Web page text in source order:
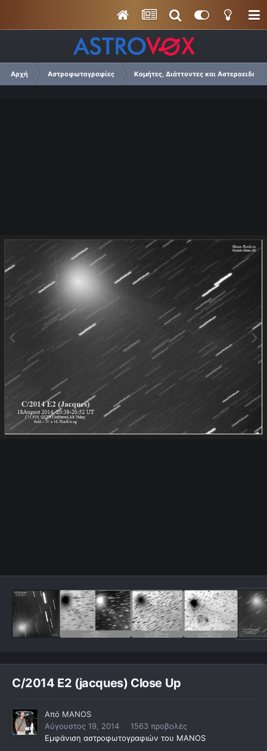
Αρχή Αστροφωτογραφίες Κομήτες, Διάττοντες και Αστεροειδείς
C/2014 E2 (jacques) Close Up
Από MANOS
Αύγουστος 19, 2014
1563 προβολές
Εμφάνιση αστροφωτογραφιών του MANOS